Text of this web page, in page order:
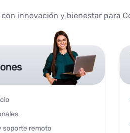
innovación y bienestar para
soporte remoto